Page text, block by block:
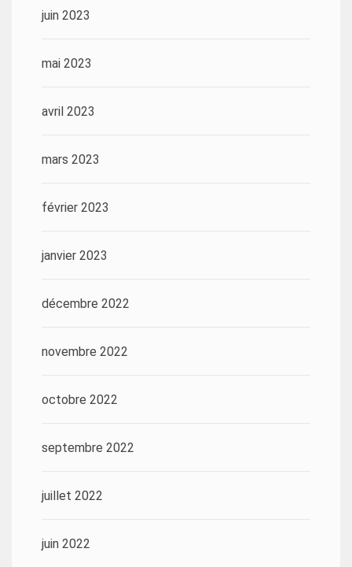
juin 2023
mai 2023
avril 2023
mars 2023
février 2023
janvier 2023
décembre 2022
novembre 2022
octobre 2022
septembre 2022
juillet 2022
juin 2022